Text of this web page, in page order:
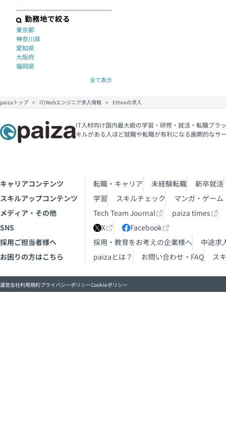
勤務地で絞る
東京都
神奈川県
愛知県
大阪府
福岡県
全て表示
paizaトップ IT/Webエンジニア求人情報 Ethnaの求人
IT人材向け国内最大級の学習・研修・就活・転職プラ
キルがある人ほど就職や転職が有利になる画期的なサ
キャリアコンテンツ 転職・キャリア 未経験転職
新卒就活
スキルアップコンテンツ
学習 スキルチェック
マンガ・ゲーム
メディア・その他
Tech Team Journal
paiza times
SNS
X
Facebook
採用ご担当者様へ
採用・教育をお考えの企業様へ
中途求
お困りの方はこちら
paizaとは？ お問い合わせ・FAQ ス
運営会社利用規約プライバシーポリシーCookieポリシー